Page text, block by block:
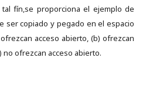
tal fín,se proporciona el ejemplo de
ser copiado y pegado en el espacio
acceso abierto, (b) ofrezcan
no ofrezcan acceso abierto.